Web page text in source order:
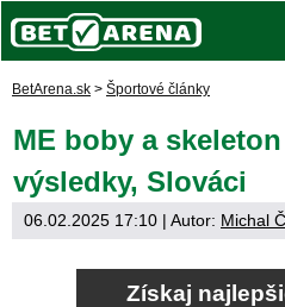
BetArena.sk > Športové články
ME boby a
výsledky, Slováci
06.02.2025 17:10 | Autor: Michal
Získaj